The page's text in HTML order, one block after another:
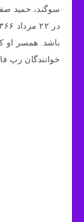
سوگند، حمید
باشد. همسر او
خوانندگان رپ